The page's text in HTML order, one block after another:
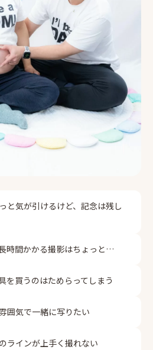
と気が引けるけど、記念は残し
時間かかる撮影はちょっと…
を買うのはためらってしまう
囲気で一緒に写りたい
ラインが上手く撮れない